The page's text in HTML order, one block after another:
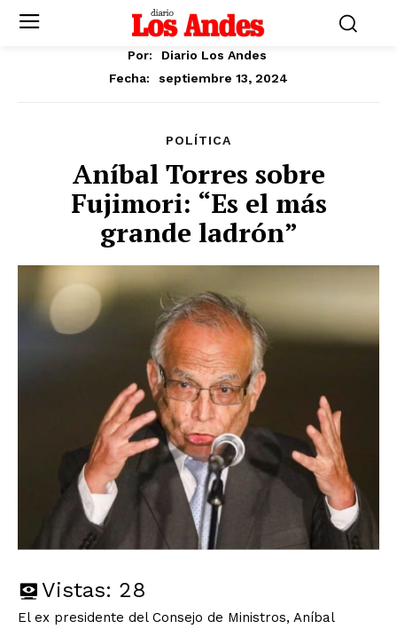
Por:
Diario Los Andes
Fecha:
septiembre 13, 2024
POLÍTICA
Aníbal Torres sobre
Fujimori: “Es el más
grande ladrón”
Vistas: 28
El ex presidente del Consejo de Ministros, Aníbal